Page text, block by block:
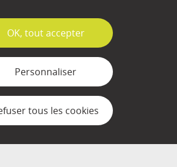
Plan du site
Mentions légales
Gestion des cookies
✓
OK, tout accepter
Personnaliser
tous les cookies